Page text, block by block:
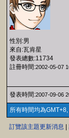
性別:男
來自:瓦肯星
發表總數:11734
註冊時間:2002-05-07
發表時間:2007-09-06
所有時間均為
訂覽該主題更新消息